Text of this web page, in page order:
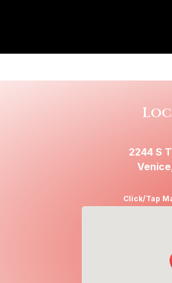
2244 S
Click/Tap